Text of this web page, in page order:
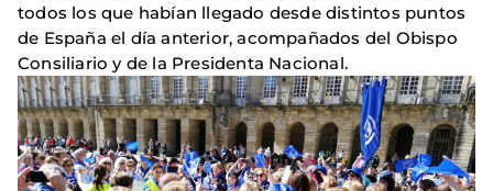
todos los que habían llegado desde distintos puntos
de España el día anterior, acompañados del Obispo
Consiliario y de la Presidenta Nacional.